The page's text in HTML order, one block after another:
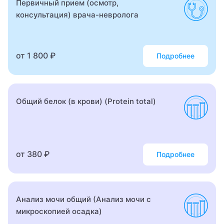
Первичный прием (осмотр,
консультация) врача-невролога
от 1 800 ₽ Подробнее
Общий белок (в крови) (Protein total)
от 380 ₽ Подробнее
Анализ мочи общий (Анализ мочи с
микроскопией осадка)
Гепатолог
Гинеколог
Гинеколог-хирург
Гинеколог-эндокринолог
Гнойный хирург